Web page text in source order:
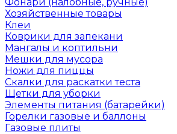
Хозяйственные товары
Клеи
Коврики для запекани
Мангалы и коптильни
Мешки для мусора
Ножи для пиццы
Скалки для раскатки теста
Щетки для уборки
Элементы питания (батарейки)
Горелки газовые и баллоны
Газовые плиты